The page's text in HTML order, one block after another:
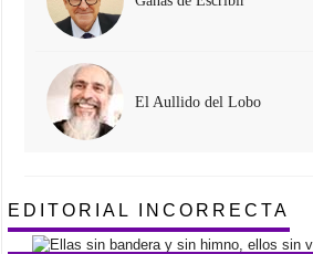
El Aullido del Lobo
EDITORIAL INCORRECTA